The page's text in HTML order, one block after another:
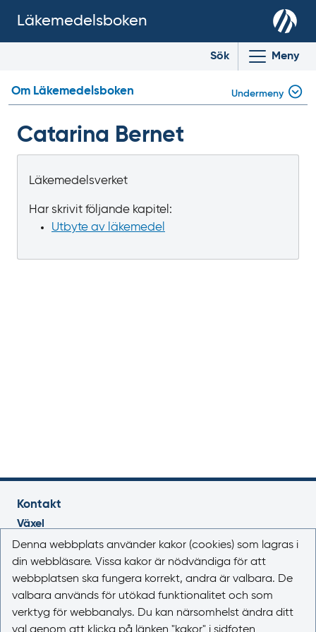
Läkemedelsboken
Sök Meny
Catarina Bernet
Läkemedelsverket
Har skrivit följande kapitel:
Utbyte av läkemedel
Om Läkemedelsboken Undermeny
Kontakt
Växel
018-17 46 00
Vardagar 08.00-16.30
E-post
registrator@lakemedelsverket.se
Denna webbplats använder kakor (cookies) som lagras i
din webbläsare. Vissa kakor är nödvändiga för att
webbplatsen ska fungera korrekt, andra är valbara. De
valbara används för utökad funktionalitet och som
verktyg för webbanalys. Du kan närsomhelst ändra ditt